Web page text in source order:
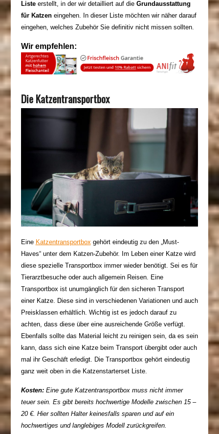
Listeerstellt, in der wir detailliert auf die Grundausstattung
für Katzen eingehen. In dieser Liste möchten wir näher darauf
eingehen, welches Zubehör Sie definitiv nicht missen sollten.
Wir empfehlen:
Die Katzentransportbox
Eine Katzentransportboxgehört eindeutig zu den „Must-
Haves“ unter dem Katzen-Zubehör. Im Leben einer Katze wird
diese spezielle Transportbox immer wieder benötigt. Sei es für
Tierarztbesuche oder auch allgemein Reisen. Eine
Transportbox ist unumgänglich für den sicheren Transport
einer Katze. Diese sind in verschiedenen Variationen und auch
Preisklassen erhältlich. Wichtig ist es jedoch darauf zu
achten, dass diese über eine ausreichende Größe verfügt.
Ebenfalls sollte das Material leicht zu reinigen sein, da es sein
kann, dass sich eine Katze beim Transport übergibt oder auch
mal ihr Geschäft erledigt. Die Transportbox gehört eindeutig
ganz weit oben in die KatzenstartersetListe.
Kosten: Eine gute Katzentransportbox muss nicht immer
teuer sein. Es gibt bereits hochwertige Modelle zwischen 15 –
20 €. Hier sollten Halter keinesfalls sparen und auf ein
hochwertiges und langlebiges Modell zurückgreifen.